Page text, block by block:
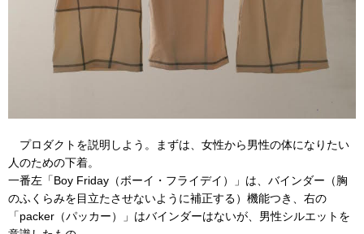
プロダクトを説明しよう。まずは、女性から男性の体になりたい
人のための下着。
一番左「Boy Friday（ボーイ・フライデイ）」は、バインダー（胸
のふくらみを目立たさせないように補正する）機能つき、右の
「packer（パッカー）」はバインダーはないが、男性シルエットを